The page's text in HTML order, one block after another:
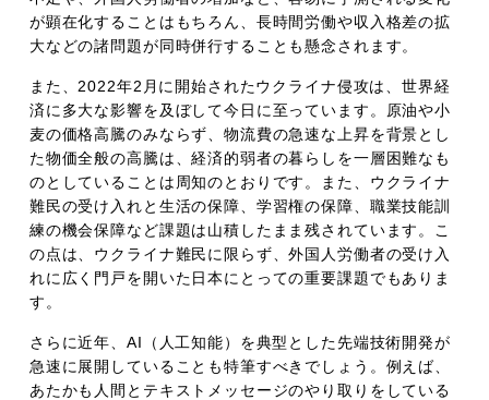
が顕在化することはもちろん、長時間労働や収入格差の拡
大などの諸問題が同時併行することも懸念されます。
また、2022年2月に開始されたウクライナ侵攻は、世界経
済に多大な影響を及ぼして今日に至っています。原油や小
麦の価格高騰のみならず、物流費の急速な上昇を背景とし
た物価全般の高騰は、経済的弱者の暮らしを一層困難なも
のとしていることは周知のとおりです。また、ウクライナ
難民の受け入れと生活の保障、学習権の保障、職業技能訓
練の機会保障など課題は山積したまま残されています。こ
の点は、ウクライナ難民に限らず、外国人労働者の受け入
れに広く門戸を開いた日本にとっての重要課題でもありま
す。
さらに近年、AI（人工知能）を典型とした先端技術開発が
急速に展開していることも特筆すべきでしょう。例えば、
あたかも人間とテキストメッセージのやり取りをしている